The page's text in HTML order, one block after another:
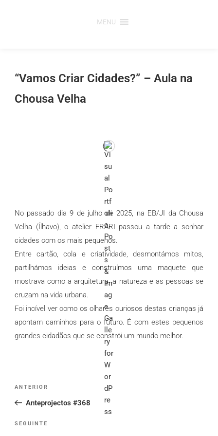
MENU
“Vamos Criar Cidades?” – Aula na
Chousa Velha
No passado dia 9 de julho de 2025, na EB/JI da Chousa
Velha (Ílhavo), o atelier FRARI passou a tarde a sonhar
cidades com os mais pequenos.
Entre cartão, cola e criatividade, desmontámos mitos,
partilhámos ideias e construímos uma maquete que
mostrava como a arquitetura, a natureza e as pessoas se
cruzam na vida urbana.
Foi incível ver como os olhares curiosos destas crianças já
apontam caminhos para o futuro. É com estes pequenos
grandes cidadãos que se constrói um mundo melhor.
Conteúdo
anterior
ANTERIOR
Anteprojectos #368
Conteúdo
SEGUINTE